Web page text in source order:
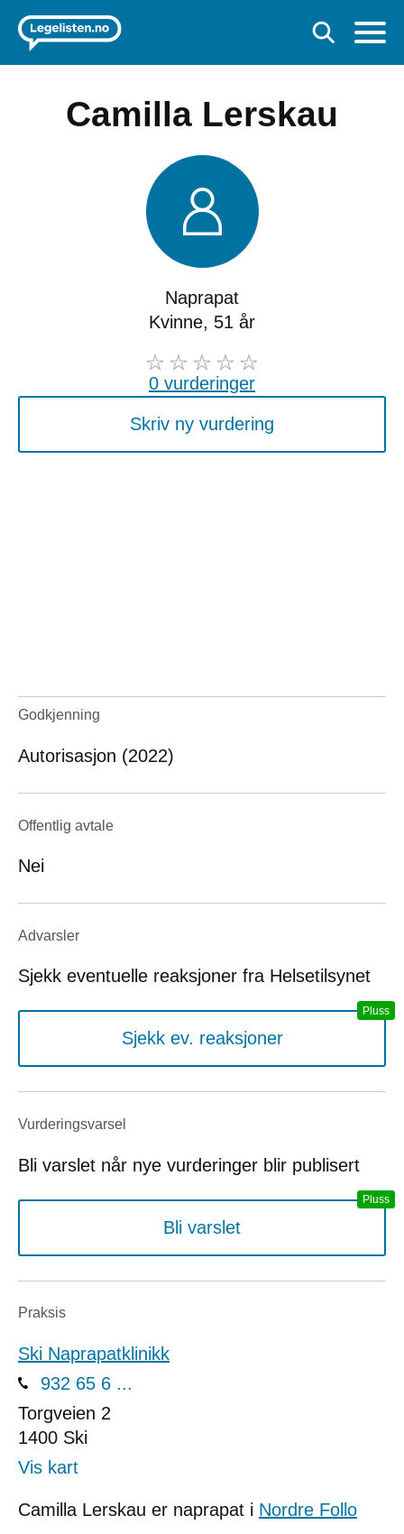
Camilla Lerskau
Naprapat
Kvinne, 51 år
0 vurderinger
Skriv ny vurdering
Godkjenning
Autorisasjon (2022)
Offentlig avtale
Nei
Advarsler
Sjekk eventuelle reaksjoner fra Helsetilsynet
Sjekk ev. reaksjoner
Vurderings­varsel
Bli varslet når nye vurderinger blir publisert
Bli varslet
Praksis
Ski Naprapatklinikk
932 65 6 ...
Torgveien 2
1400 Ski
Vis kart
Camilla Lerskau er naprapat i Nordre Follo